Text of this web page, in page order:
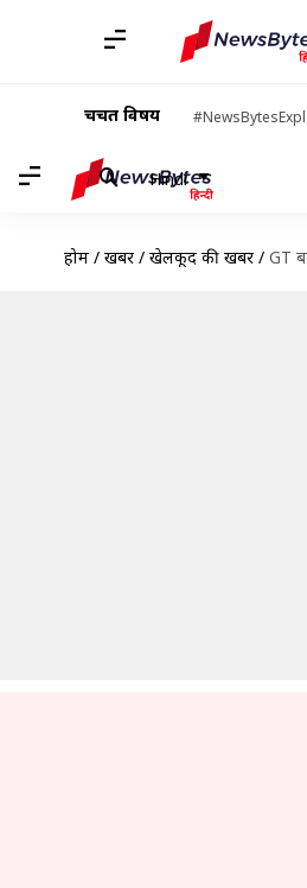
चर्चित विषय
Hindi
होम / खबरें / खेलकूद की खबरें / GT